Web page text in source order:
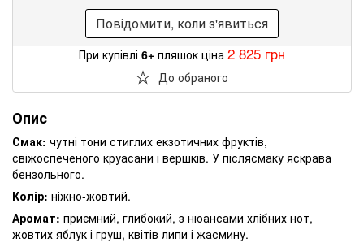
Повідомити, коли з'явиться
При купівлі 6+ пляшок ціна 2 825 грн
До обраного
Опис
Смак: чутні тони стиглих екзотичних фруктів,
свіжоспеченого круасани і вершків. У післясмаку яскрава
бензольного.
Колір: ніжно-жовтий.
Аромат: приємний, глибокий, з нюансами хлібних нот,
жовтих яблук і груш, квітів липи і жасмину.